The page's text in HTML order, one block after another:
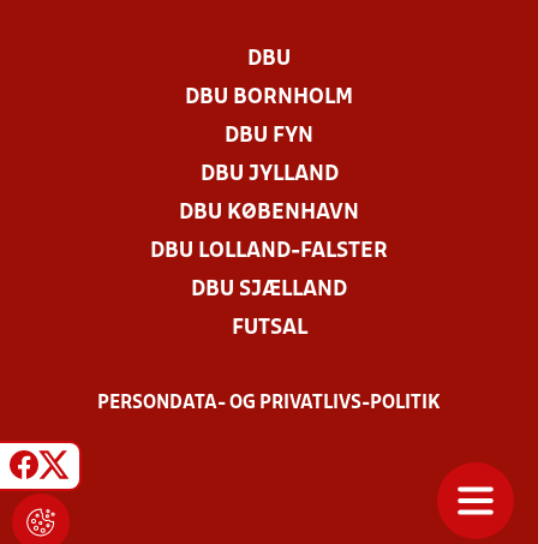
DBU
DBU BORNHOLM
DBU FYN
DBU JYLLAND
DBU KØBENHAVN
DBU LOLLAND-FALSTER
DBU SJÆLLAND
FUTSAL
PERSONDATA- OG PRIVATLIVS-POLITIK